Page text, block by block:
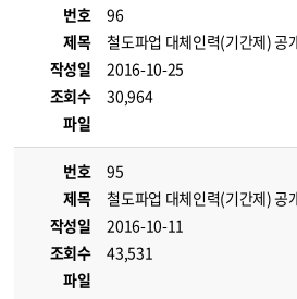
번호
96
제목
철도파업 대체인력(기간제) 공
작성일
2016-10-25
조회수
30,964
파일
번호
95
제목
철도파업 대체인력(기간제) 공
작성일
2016-10-11
조회수
43,531
파일